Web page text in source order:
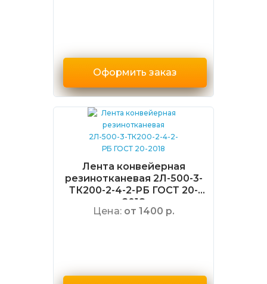
Оформить заказ
Лента конвейерная
резинотканевая 2Л-500-3-
ТК200-2-4-2-РБ ГОСТ 20-
2018
Цена: от 1400 р.